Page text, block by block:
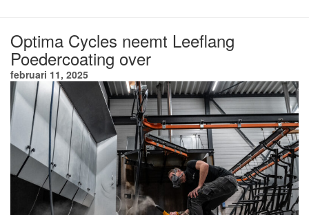
Optima Cycles neemt Leeflang
Poedercoating over
februari 11, 2025